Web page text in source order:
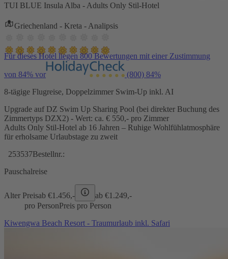
TUI BLUE Insula Alba - Adults Only Stil-Hotel
Griechenland - Kreta - Analipsis
Für dieses Hotel liegen 800 Bewertungen mit einer Zustimmung
von 84% vor (800) 84%
8-tägige Flugreise, Doppelzimmer Swim-Up inkl. AI
Upgrade auf DZ Swim Up Sharing Pool (bei direkter Buchung des
Zimmertyps DZX2) - Wert: ca. € 550,- pro Zimmer
Adults Only Stil-Hotel ab 16 Jahren – Ruhige Wohlfühlatmosphäre
für erholsame Urlaubstage zu zweit
253537Bestellnr.:
Pauschalreise
Alter Preisab €1.456,- ab €1.249,-
pro PersonPreis pro Person
Kiwengwa Beach Resort - Traumurlaub inkl. Safari